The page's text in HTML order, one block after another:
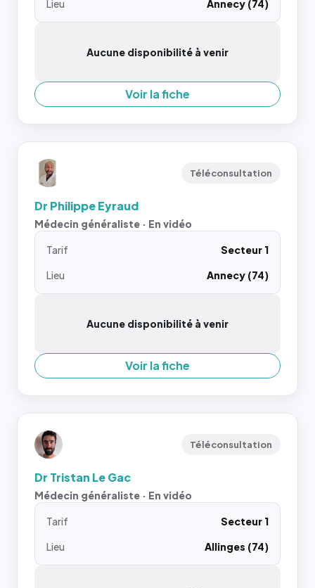
Lieu
Annecy (74)
Aucune disponibilité à venir
Voir la fiche
Téléconsultation
Dr Philippe Eyraud
Médecin généraliste · En vidéo
Tarif
Secteur 1
Lieu
Annecy (74)
Aucune disponibilité à venir
Voir la fiche
Téléconsultation
Dr Tristan Le Gac
Médecin généraliste · En vidéo
Tarif
Secteur 1
Lieu
Allinges (74)